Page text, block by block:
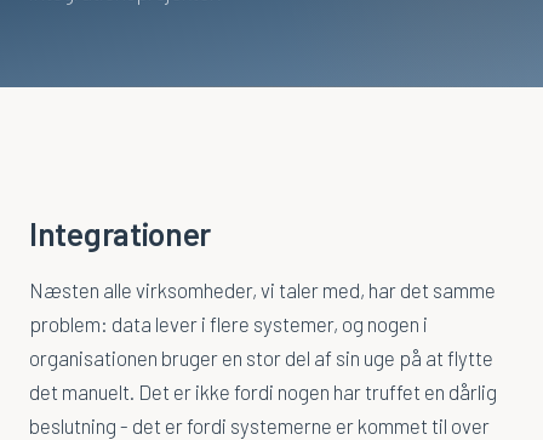
Portaler og Selvbetjening
Service & Field Service
Tidsregistrering
Sådan arbejder vi
Din Digitale Rådgiver
Integrationer
Næsten alle virksomheder, vi taler med, har det samme
problem: data lever i flere systemer, og nogen i
organisationen bruger en stor del af sin uge på at flytte
det manuelt. Det er ikke fordi nogen har truffet en dårlig
beslutning - det er fordi systemerne er kommet til over